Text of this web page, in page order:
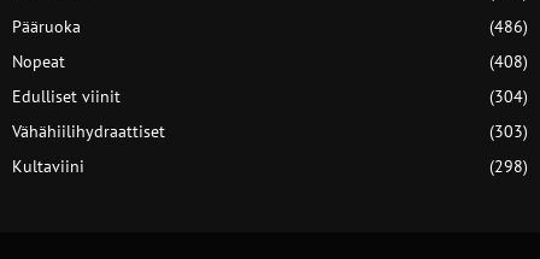
Pääruoka
(486)
Nopeat
(408)
Edulliset viinit
(304)
Vähähiilihydraattiset
(303)
Kultaviini
(298)